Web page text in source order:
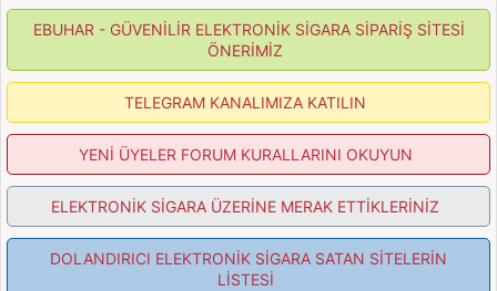
EBUHAR - GÜVENİLİR ELEKTRONİK SİGARA SİPARİŞ SİTESİ
ÖNERİMİZ
TELEGRAM KANALIMIZA KATILIN
YENİ ÜYELER FORUM KURALLARINI OKUYUN
ELEKTRONİK SİGARA ÜZERİNE MERAK ETTİKLERİNİZ
DOLANDIRICI ELEKTRONİK SİGARA SATAN SİTELERİN
LİSTESİ